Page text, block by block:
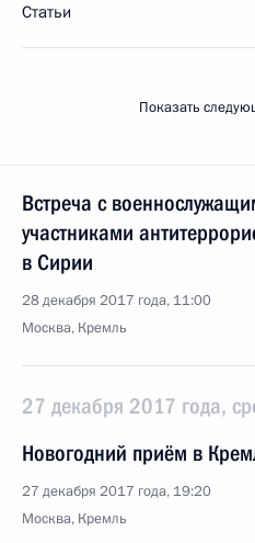
Статьи
Показать
Встреча с
участниками
в Сирии
28 декабря 2017 года, 11:00
Москва, Кремль
27 декабря 2017 года,
Новогодний приём в
27 декабря 2017 года, 19:20
Москва, Кремль